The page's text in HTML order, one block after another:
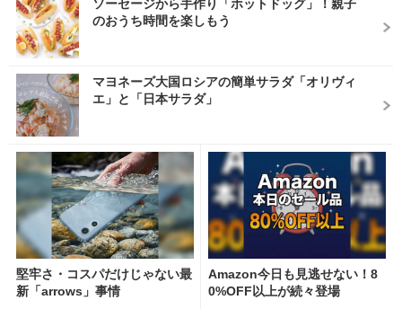
ソーセージから手作り「ホットドッグ」！親子
のおうち時間を楽しもう
マヨネーズ大国ロシアの簡単サラダ「オリヴィ
エ」と「日本サラダ」
堅牢さ・コスパだけじゃない最
新「arrows」事情
Amazon今日も見逃せない！8
0%OFF以上が続々登場